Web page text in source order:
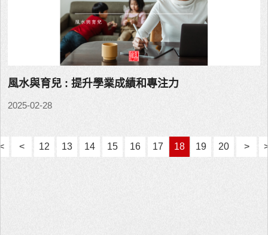
風水與育兒 : 提升學業成績和專注力
2025-02-28
< 12 13 14 15 16 17 18 19 20 >